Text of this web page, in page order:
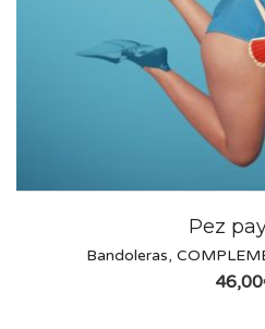
Pez
Bandoleras,
46,00